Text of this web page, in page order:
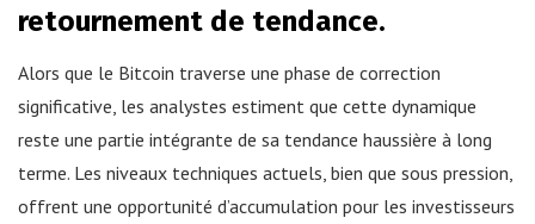
retournement de tendance.
Alors que le Bitcoin traverse une phase de correction
significative, les analystes estiment que cette dynamique
reste une partie intégrante de sa tendance haussière à long
terme. Les niveaux techniques actuels, bien que sous pression,
offrent une opportunité d’accumulation pour les investisseurs